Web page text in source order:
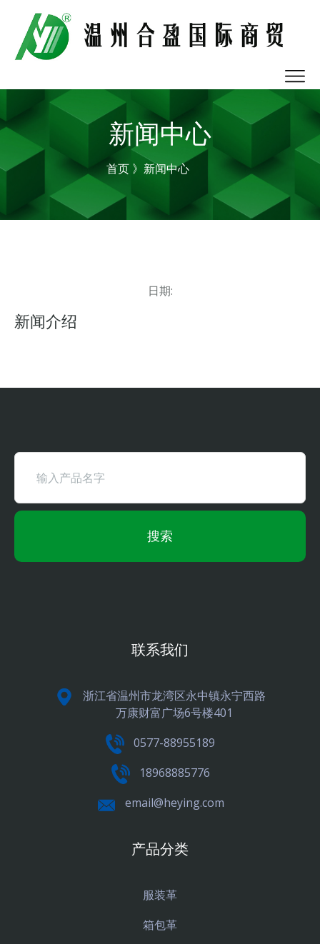
新闻中心
首页 》新闻中心
日期:
新闻介绍
搜索
联系我们
浙江省温州市龙湾区永中镇永宁西路
万康财富广场6号楼401
0577-88955189
18968885776
email@heying.com
产品分类
服装革
箱包革